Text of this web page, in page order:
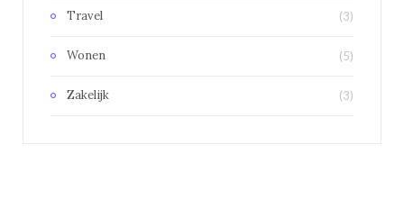
Travel (3)
Wonen (5)
Zakelijk (3)